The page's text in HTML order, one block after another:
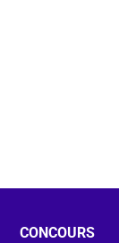
CONCOURS